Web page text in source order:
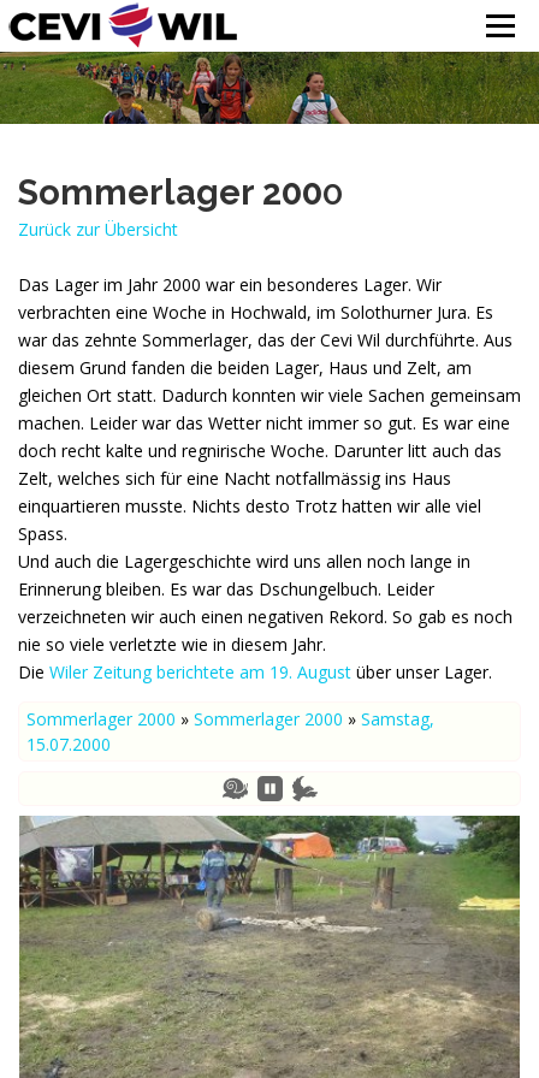
Zum
Inhalt
springen
Menü
Willkommen im Cevi Wil
Aktuell
Über uns
Interner Bereich
Sommerlager 2000
Zurück zur Übersicht
Das Lager im Jahr 2000 war ein besonderes Lager. Wir
verbrachten eine Woche in Hochwald, im Solothurner Jura. Es
war das zehnte Sommerlager, das der Cevi Wil durchführte. Aus
diesem Grund fanden die beiden Lager, Haus und Zelt, am
gleichen Ort statt. Dadurch konnten wir viele Sachen gemeinsam
machen. Leider war das Wetter nicht immer so gut. Es war eine
doch recht kalte und regnirische Woche. Darunter litt auch das
Zelt, welches sich für eine Nacht notfallmässig ins Haus
einquartieren musste. Nichts desto Trotz hatten wir alle viel
Spass.
Und auch die Lagergeschichte wird uns allen noch lange in
Erinnerung bleiben. Es war das Dschungelbuch. Leider
verzeichneten wir auch einen negativen Rekord. So gab es noch
nie so viele verletzte wie in diesem Jahr.
Die Wiler Zeitung berichtete am 19. August über unser Lager.
Sommerlager 2000 » Sommerlager 2000 » Samstag,
15.07.2000